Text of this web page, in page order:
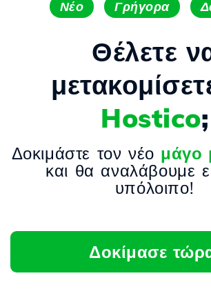
Νέο Γρήγορα
Θέλετε
Hostico;
Δοκιμάστε τον νέο μάγο
και θα αναλάβουμε
υπόλοιπο!
Δοκίμασε